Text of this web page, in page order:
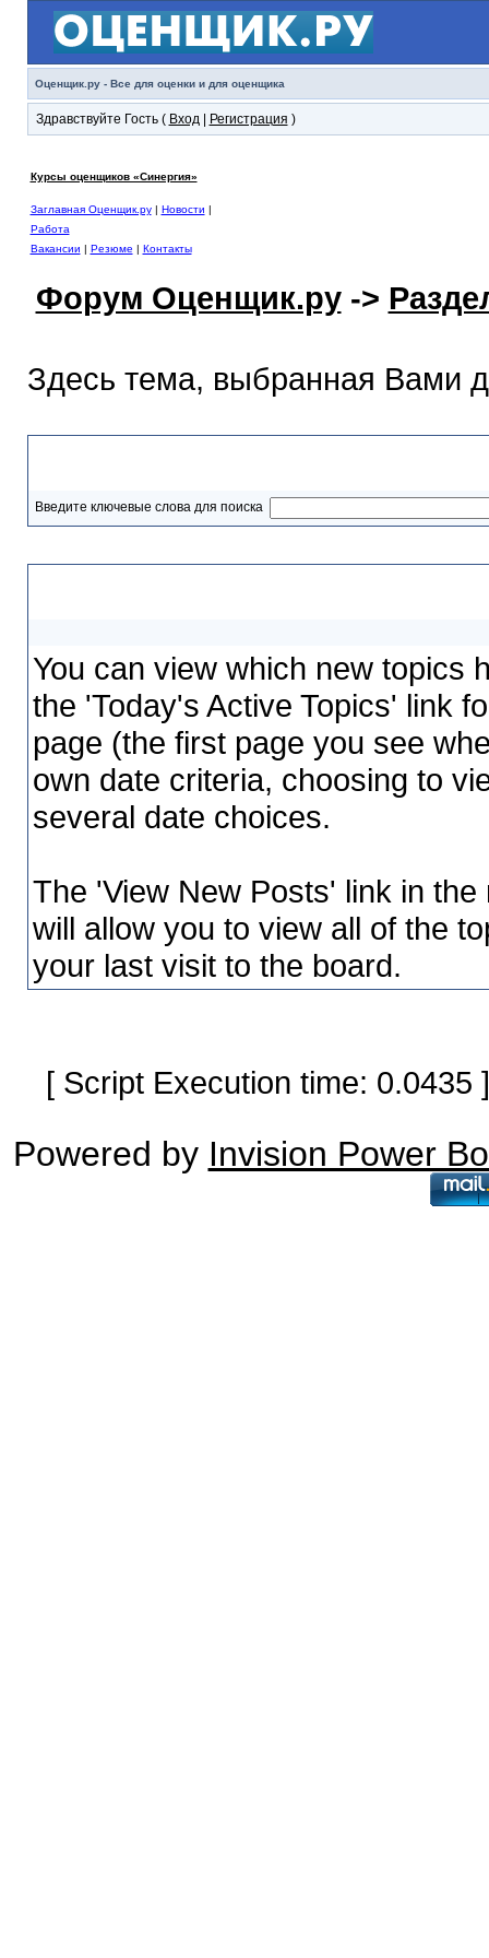
Оценщик.ру - Все для оценки и для оценщика
Здравствуйте Гость ( Вход| Регистрация )
Курсы оценщиков «Синергия»
Заглавная Оценщик.ру| Новости |
Работа
Вакансии | Резюме | Контакты
Форум Оценщик.ру->
Здесь тема, выбранная Вами
Введите ключевые слова для поиска
You can view which new topics
the 'Today's Active Topics' link
page (the first page you see
own date criteria, choosing to
several date choices.
The 'View New Posts' link in
will allow you to view all of the
your last visit to the board.
[ Script Execution time:
Powered by Invision Power